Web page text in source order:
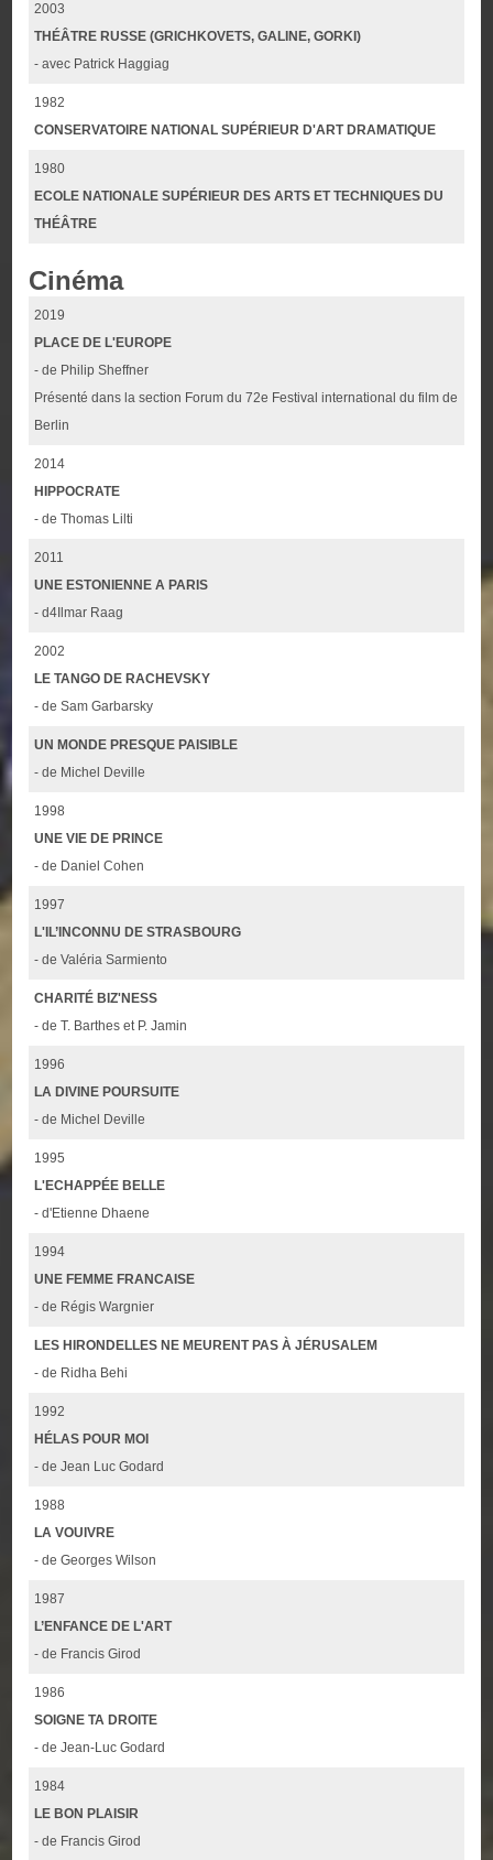
2003
THÉÂTRE RUSSE (GRICHKOVETS, GALINE, GORKI)
- avec Patrick Haggiag
1982
CONSERVATOIRE NATIONAL SUPÉRIEUR D'ART DRAMATIQUE
1980
ECOLE NATIONALE SUPÉRIEUR DES ARTS ET TECHNIQUES DU
THÉÂTRE
Cinéma
2019
PLACE DE L'EUROPE
- de Philip Sheffner
Présenté dans la section Forum du 72e Festival international du film de
Berlin
2014
HIPPOCRATE
- de Thomas Lilti
2011
UNE ESTONIENNE A PARIS
- d4Ilmar Raag
2002
LE TANGO DE RACHEVSKY
- de Sam Garbarsky
UN MONDE PRESQUE PAISIBLE
- de Michel Deville
1998
UNE VIE DE PRINCE
- de Daniel Cohen
1997
L'IL’INCONNU DE STRASBOURG
- de Valéria Sarmiento
CHARITÉ BIZ'NESS
- de T. Barthes et P. Jamin
1996
LA DIVINE POURSUITE
- de Michel Deville
1995
L'ECHAPPÉE BELLE
- d'Etienne Dhaene
1994
UNE FEMME FRANCAISE
- de Régis Wargnier
LES HIRONDELLES NE MEURENT PAS À JÉRUSALEM
- de Ridha Behi
1992
HÉLAS POUR MOI
- de Jean Luc Godard
1988
LA VOUIVRE
- de Georges Wilson
1987
L’ENFANCE DE L'ART
- de Francis Girod
1986
SOIGNE TA DROITE
- de Jean-Luc Godard
1984
LE BON PLAISIR
- de Francis Girod